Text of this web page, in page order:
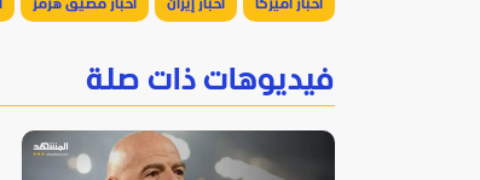
أخبار أميركا أخبار إيران أخبار مضيق هرمز
فيديوهات ذات صلة